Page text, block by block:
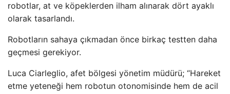
robotlar, at ve köpeklerden ilham alınarak dört ayaklı
olarak tasarlandı.
Robotların sahaya çıkmadan önce birkaç testten daha
geçmesi gerekiyor.
Luca Ciarleglio, afet bölgesi yönetim müdürü; “Hareket
etme yeteneği hem robotun otonomisinde hem de acil